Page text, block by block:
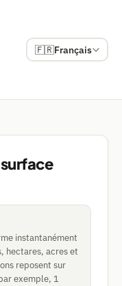
🇫🇷Français
instantanément
hectares, acres et
reposent sur
exemple, 1